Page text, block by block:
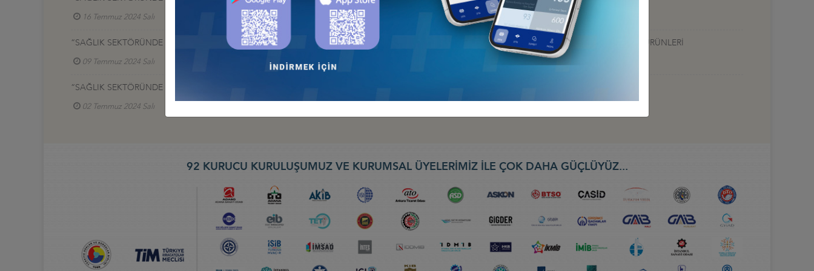
16 Temmuz 2024 Salı
“SAĞLIK SEKTÖRÜNDE LATİN AMERİKA'DA İŞ BİRLİĞİ FIRSATLARI -2 ” BREZİLYA, PANAMA, ŞİLİ :SAĞLIK TURİZMİ, İLAÇ, MEDİKAL TEKNOLOJİ VE ÜRÜNLERİ
09 Temmuz 2024 Salı
“SAĞLIK SEKTÖRÜNDE LATİN AMERİKA'DA İŞ BİRLİĞİ FIRSATLARI-1” PERU, KOLOMBİYA, EKVADOR
02 Temmuz 2024 Salı
92 KURUCU KURULUŞUMUZ VE KURUMSAL ÜYELERİMİZ İLE ÇOK DAHA GÜÇLÜYÜZ...